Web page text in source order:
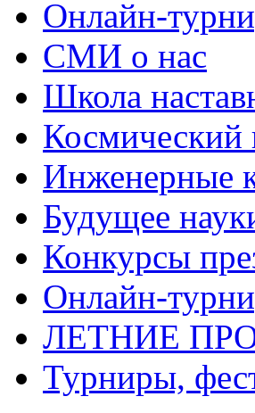
Онлайн-
СМИ о нас
Школа
Космический
Инженерные
Будущее
Конкурсы
Онлайн-
ЛЕТНИЕ
Турниры,